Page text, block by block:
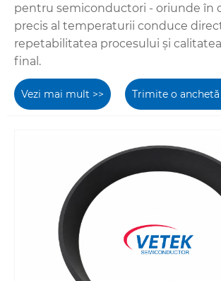
pentru semiconductori - oriunde în
precis al temperaturii conduce
repetabilitatea procesului și
final.
Vezi mai mult >> Trimite o anchetă